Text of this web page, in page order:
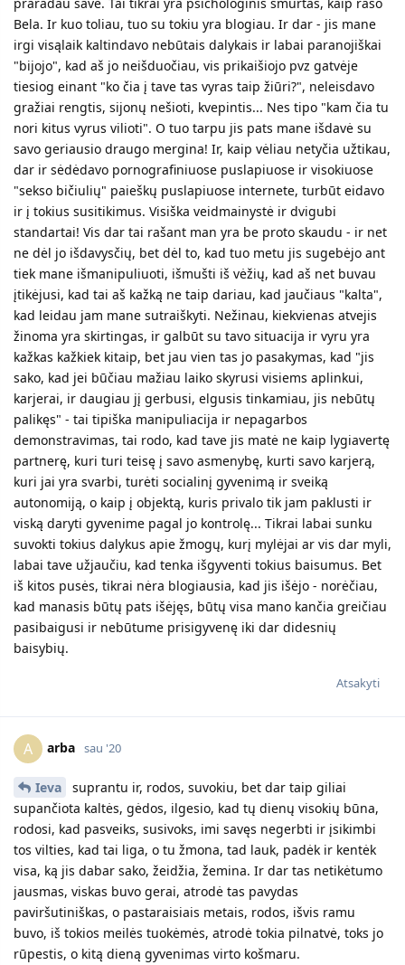
Bela. Ir kuo toliau, tuo su tokiu yra blogiau. Ir dar - jis mane
irgi visąlaik kaltindavo nebūtais dalykais ir labai paranojiškai
"bijojo", kad aš jo neišduočiau, vis prikaišiojo pvz gatvėje
tiesiog einant "ko čia į tave tas vyras taip žiūri?", neleisdavo
gražiai rengtis, sijonų nešioti, kvepintis... Nes tipo "kam čia tu
nori kitus vyrus vilioti". O tuo tarpu jis pats mane išdavė su
savo geriausio draugo mergina! Ir, kaip vėliau netyčia užtikau,
dar ir sėdėdavo pornografiniuose puslapiuose ir visokiuose
"sekso bičiulių" paieškų puslapiuose internete, turbūt eidavo
ir į tokius susitikimus. Visiška veidmainystė ir dvigubi
standartai! Vis dar tai rašant man yra be proto skaudu - ir net
ne dėl jo išdavysčių, bet dėl to, kad tuo metu jis sugebėjo ant
tiek mane išmanipuliuoti, išmušti iš vėžių, kad aš net buvau
įtikėjusi, kad tai aš kažką ne taip dariau, kad jaučiaus "kalta",
kad leidau jam mane sutraiškyti. Nežinau, kiekvienas atvejis
žinoma yra skirtingas, ir galbūt su tavo situacija ir vyru yra
kažkas kažkiek kitaip, bet jau vien tas jo pasakymas, kad "jis
sako, kad jei būčiau mažiau laiko skyrusi visiems aplinkui,
karjerai, ir daugiau jį gerbusi, elgusis tinkamiau, jis nebūtų
palikęs" - tai tipiška manipuliacija ir nepagarbos
demonstravimas, tai rodo, kad tave jis matė ne kaip lygiavertę
partnerę, kuri turi teisę į savo asmenybę, kurti savo karjerą,
kuri jai yra svarbi, turėti socialinį gyvenimą ir sveiką
autonomiją, o kaip į objektą, kuris privalo tik jam paklusti ir
viską daryti gyvenime pagal jo kontrolę... Tikrai labai sunku
suvokti tokius dalykus apie žmogų, kurį mylėjai ar vis dar myli,
labai tave užjaučiu, kad tenka išgyventi tokius baisumus. Bet
iš kitos pusės, tikrai nėra blogiausia, kad jis išėjo - norėčiau,
kad manasis būtų pats išėjęs, būtų visa mano kančia greičiau
pasibaigusi ir nebūtume prisigyvenę iki dar didesnių
baisybių.
Atsakyti
A arba sau '20
Ieva
suprantu ir, rodos, suvokiu, bet dar taip giliai
supančiota kaltės, gėdos, ilgesio, kad tų dienų visokių būna,
rodosi, kad pasveiks, susivoks, imi savęs negerbti ir įsikimbi
tos vilties, kad tai liga, o tu žmona, tad lauk, padėk ir kentėk
visa, ką jis dabar sako, žeidžia, žemina. Ir dar tas netikėtumo
jausmas, viskas buvo gerai, atrodė tas pavydas
paviršutiniškas, o pastaraisiais metais, rodos, išvis ramu
buvo, iš tokios meilės tuokėmės, atrodė tokia pilnatvė, toks jo
rūpestis, o kitą dieną gyvenimas virto košmaru.